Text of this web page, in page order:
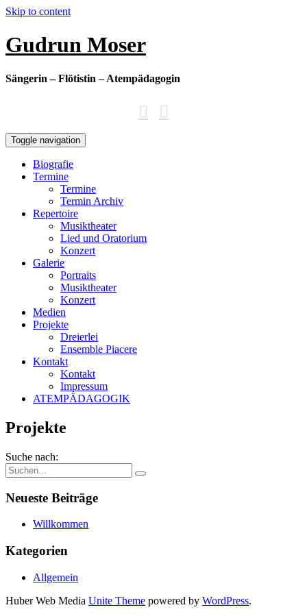
Skip to content
Gudrun Moser
Sängerin – Flötistin – Atempädagogin
Toggle navigation
Biografie
Termine
Termine
Termin Archiv
Repertoire
Musiktheater
Lied und Oratorium
Konzert
Galerie
Portraits
Musiktheater
Konzert
Medien
Projekte
Dreierlei
Ensemble Piacere
Kontakt
Kontakt
Impressum
ATEMPÄDAGOGIK
Projekte
Suche nach:
Neueste Beiträge
Willkommen
Kategorien
Allgemein
Huber Web Media Unite Theme powered by WordPress.